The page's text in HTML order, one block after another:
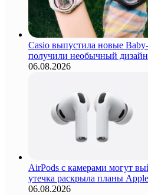
Casio выпустила новые
получили необычный
06.08.2026
AirPods с камерами могут
утечка раскрыла планы Apple
06.08.2026